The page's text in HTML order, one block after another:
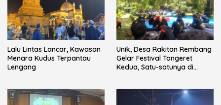
Lalu Lintas Lancar, Kawasan
Menara Kudus Terpantau
Lengang
Unik, Desa Rakitan Rembang
Gelar Festival Tongeret
Kedua, Satu-satunya di